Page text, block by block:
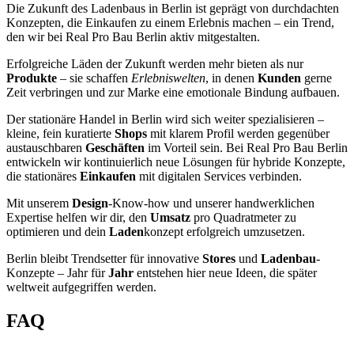
Die Zukunft des Ladenbaus in Berlin ist geprägt von durchdachten
Konzepten, die Einkaufen zu einem Erlebnis machen – ein Trend,
den wir bei Real Pro Bau Berlin aktiv mitgestalten.
Erfolgreiche Läden der Zukunft werden mehr bieten als nur
Produkte – sie schaffen Erlebniswelten, in denen Kunden gerne
Zeit verbringen und zur Marke eine emotionale Bindung aufbauen.
Der stationäre Handel in Berlin wird sich weiter spezialisieren –
kleine, fein kuratierte Shops mit klarem Profil werden gegenüber
austauschbaren Geschäften im Vorteil sein. Bei Real Pro Bau Berlin
entwickeln wir kontinuierlich neue Lösungen für hybride Konzepte,
die stationäres Einkaufen mit digitalen Services verbinden.
Mit unserem Design-Know-how und unserer handwerklichen
Expertise helfen wir dir, den Umsatz pro Quadratmeter zu
optimieren und dein Ladenkonzept erfolgreich umzusetzen.
Berlin bleibt Trendsetter für innovative Stores und Ladenbau-
Konzepte – Jahr fürJahr entstehen hier neue Ideen, die später
weltweit aufgegriffen werden.
FAQ